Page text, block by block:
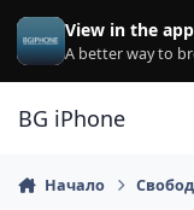
Премини към
View in the app
A better way to
BG iPhone
Начало